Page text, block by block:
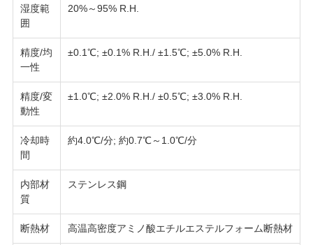
要
求
し
な
さ
い
VR
SHOW
湿度範
囲
20%～95% R.H.
精度/均
一性
±0.1℃; ±0.1% R.H./ ±1.5℃; ±5.0% R.H.
精度/変
動性
±1.0℃; ±2.0% R.H./ ±0.5℃; ±3.0% R.H.
冷却時
間
約4.0℃/分; 約0.7℃～1.0℃/分
内部材
質
ステンレス鋼
断熱材 高温高密度アミノ酸エチルエステルフォーム断熱材